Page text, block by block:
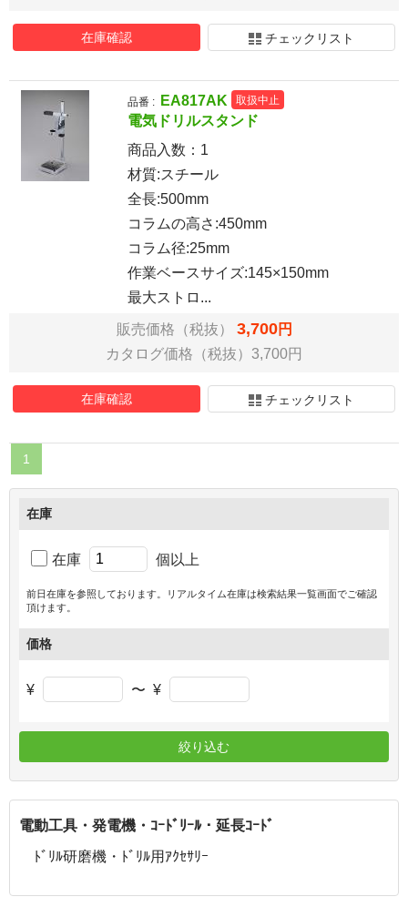
在庫確認 チェックリスト
品番 : EA817AK 取扱中止
電気ドリルスタンド
商品入数： 1
材質:スチール
全長:500mm
コラムの高さ:450mm
コラム径:25mm
作業ベースサイズ:145×150mm
最大ストロ...
販売価格（税抜） 3,700円
カタログ価格（税抜）3,700円
在庫確認 チェックリスト
1
在庫
在庫 個以上
前日在庫を参照しております。リアルタイム在庫は検索結果一覧画面でご確認
頂けます。
価格
¥ 〜 ¥
絞り込む
電動工具・発電機・ｺｰﾄﾞﾘｰﾙ・延長ｺｰﾄﾞ
ﾄﾞﾘﾙ研磨機・ﾄﾞﾘﾙ用ｱｸｾｻﾘｰ